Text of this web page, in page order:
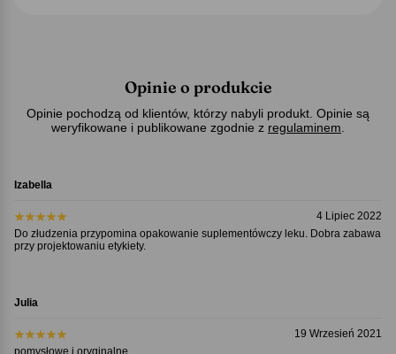
Opinie o produkcie
Opinie pochodzą od klientów, którzy nabyli produkt. Opinie są
weryfikowane i publikowane zgodnie z regulaminem
Izabella
4 Lipiec 2022
Do złudzenia przypomina opakowanie suplementówczy leku. Dobra zabawa
przy projektowaniu etykiety.
Julia
19 Wrzesień 2021
pomysłowe i oryginalne